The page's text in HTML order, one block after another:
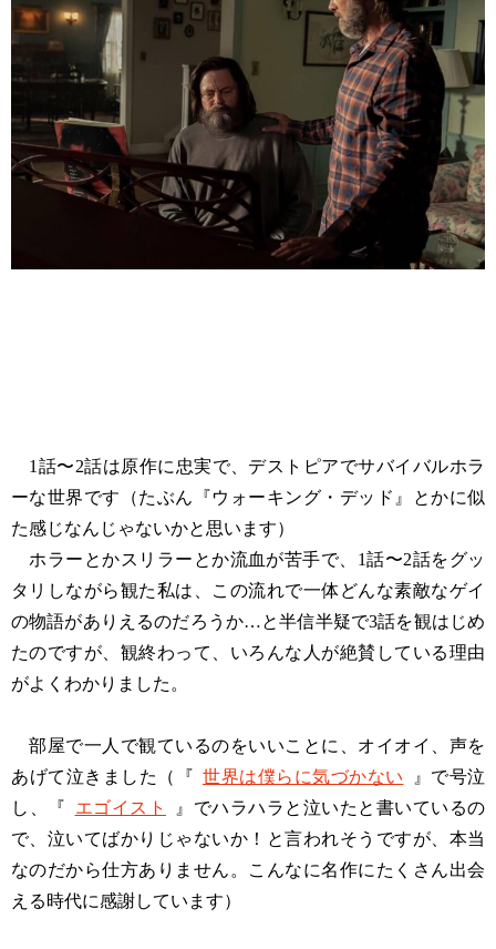
1話〜2話は原作に忠実で、デストピアでサバイバルホラ
ーな世界です（たぶん『ウォーキング・デッド』とかに似
た感じなんじゃないかと思います）
ホラーとかスリラーとか流血が苦手で、1話〜2話をグッ
タリしながら観た私は、この流れで一体どんな素敵なゲイ
の物語がありえるのだろうか…と半信半疑で3話を観はじめ
たのですが、観終わって、いろんな人が絶賛している理由
がよくわかりました。
部屋で一人で観ているのをいいことに、オイオイ、声を
あげて泣きました（『 世界は僕らに気づかない
』で号泣
し、『
エゴイスト
』でハラハラと泣いたと書いているの
で、泣いてばかりじゃないか！と言われそうですが、本当
なのだから仕方ありません。こんなに名作にたくさん出会
える時代に感謝しています）